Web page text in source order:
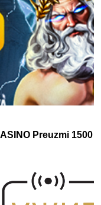
Preuzmi 1500